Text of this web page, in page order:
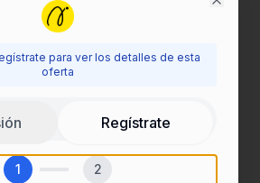
para ver esta oferta
las ofertas de empleo.
para ver los detalles de esta
oferta
Regístrate
1 2